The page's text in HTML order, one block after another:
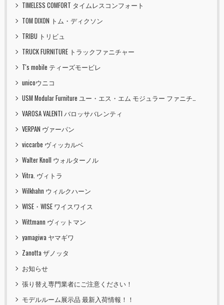
TIMELESS COMFORT タイムレスコンフォート
TOM DIXON トム・ディクソン
TRIBU トリビュ
TRUCK FURNITURE トラックファニチャー
T's mobile ティーズモービレ
unicoウニコ
USM Modular Furniture ユー・エス・エム モジュラー ファニチャー
VAROSA VALENTI バロッサバレンティ
VERPAN ヴァーパン
viccarbe ヴィッカルベ
Walter Knoll ウォルターノル
Vitra. ヴィトラ
Wilkhahn ウィルクハーン
WISE・WISE ワイスワイス
Wittmann ヴィットマン
yamagiwa ヤマギワ
Zanotta ザノッタ
お知らせ
張り替え専門業者にご注意ください！
モデルルーム展示品 最新入荷情報！！